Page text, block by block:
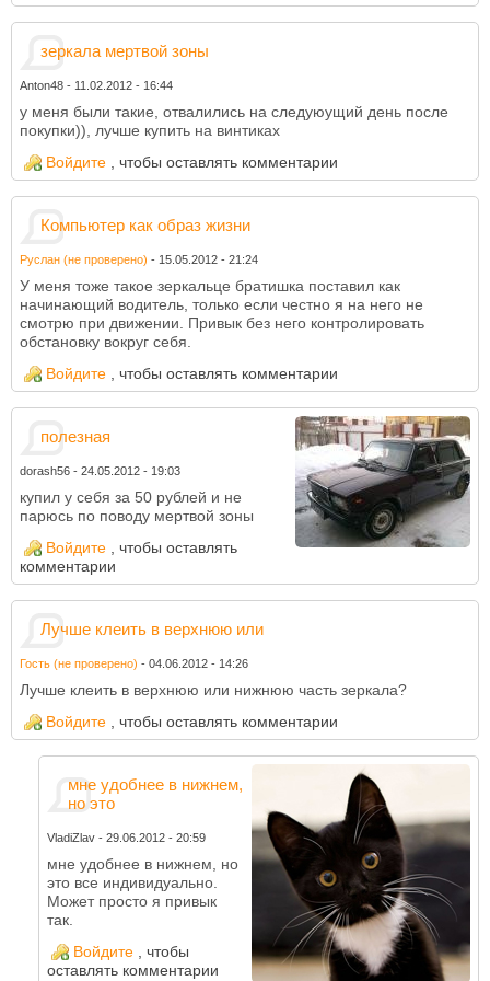
зеркала мертвой зоны
Anton48- 11.02.2012 - 16:44
у меня были такие, отвалились на следуюущий день после
покупки)), лучше купить на винтиках
Войдите , чтобы оставлять комментарии
Компьютер как образ жизни
Руслан (не проверено) - 15.05.2012 - 21:24
У меня тоже такое зеркальце братишка поставил как
начинающий водитель, только если честно я на него не
смотрю при движении. Привык без него контролировать
обстановку вокруг себя.
Войдите , чтобы оставлять комментарии
полезная
dorash56- 24.05.2012 - 19:03
купил у себя за 50 рублей и не
парюсь по поводу мертвой зоны
Войдите , чтобы оставлять
комментарии
Лучше клеить в верхнюю или
Гость (не проверено) - 04.06.2012 - 14:26
Лучше клеить в верхнюю или нижнюю часть зеркала?
Войдите , чтобы оставлять комментарии
мне удобнее в нижнем,
но это
VladiZlav- 29.06.2012 - 20:59
мне удобнее в нижнем, но
это все индивидуально.
Может просто я привык
так.
Войдите , чтобы
оставлять комментарии